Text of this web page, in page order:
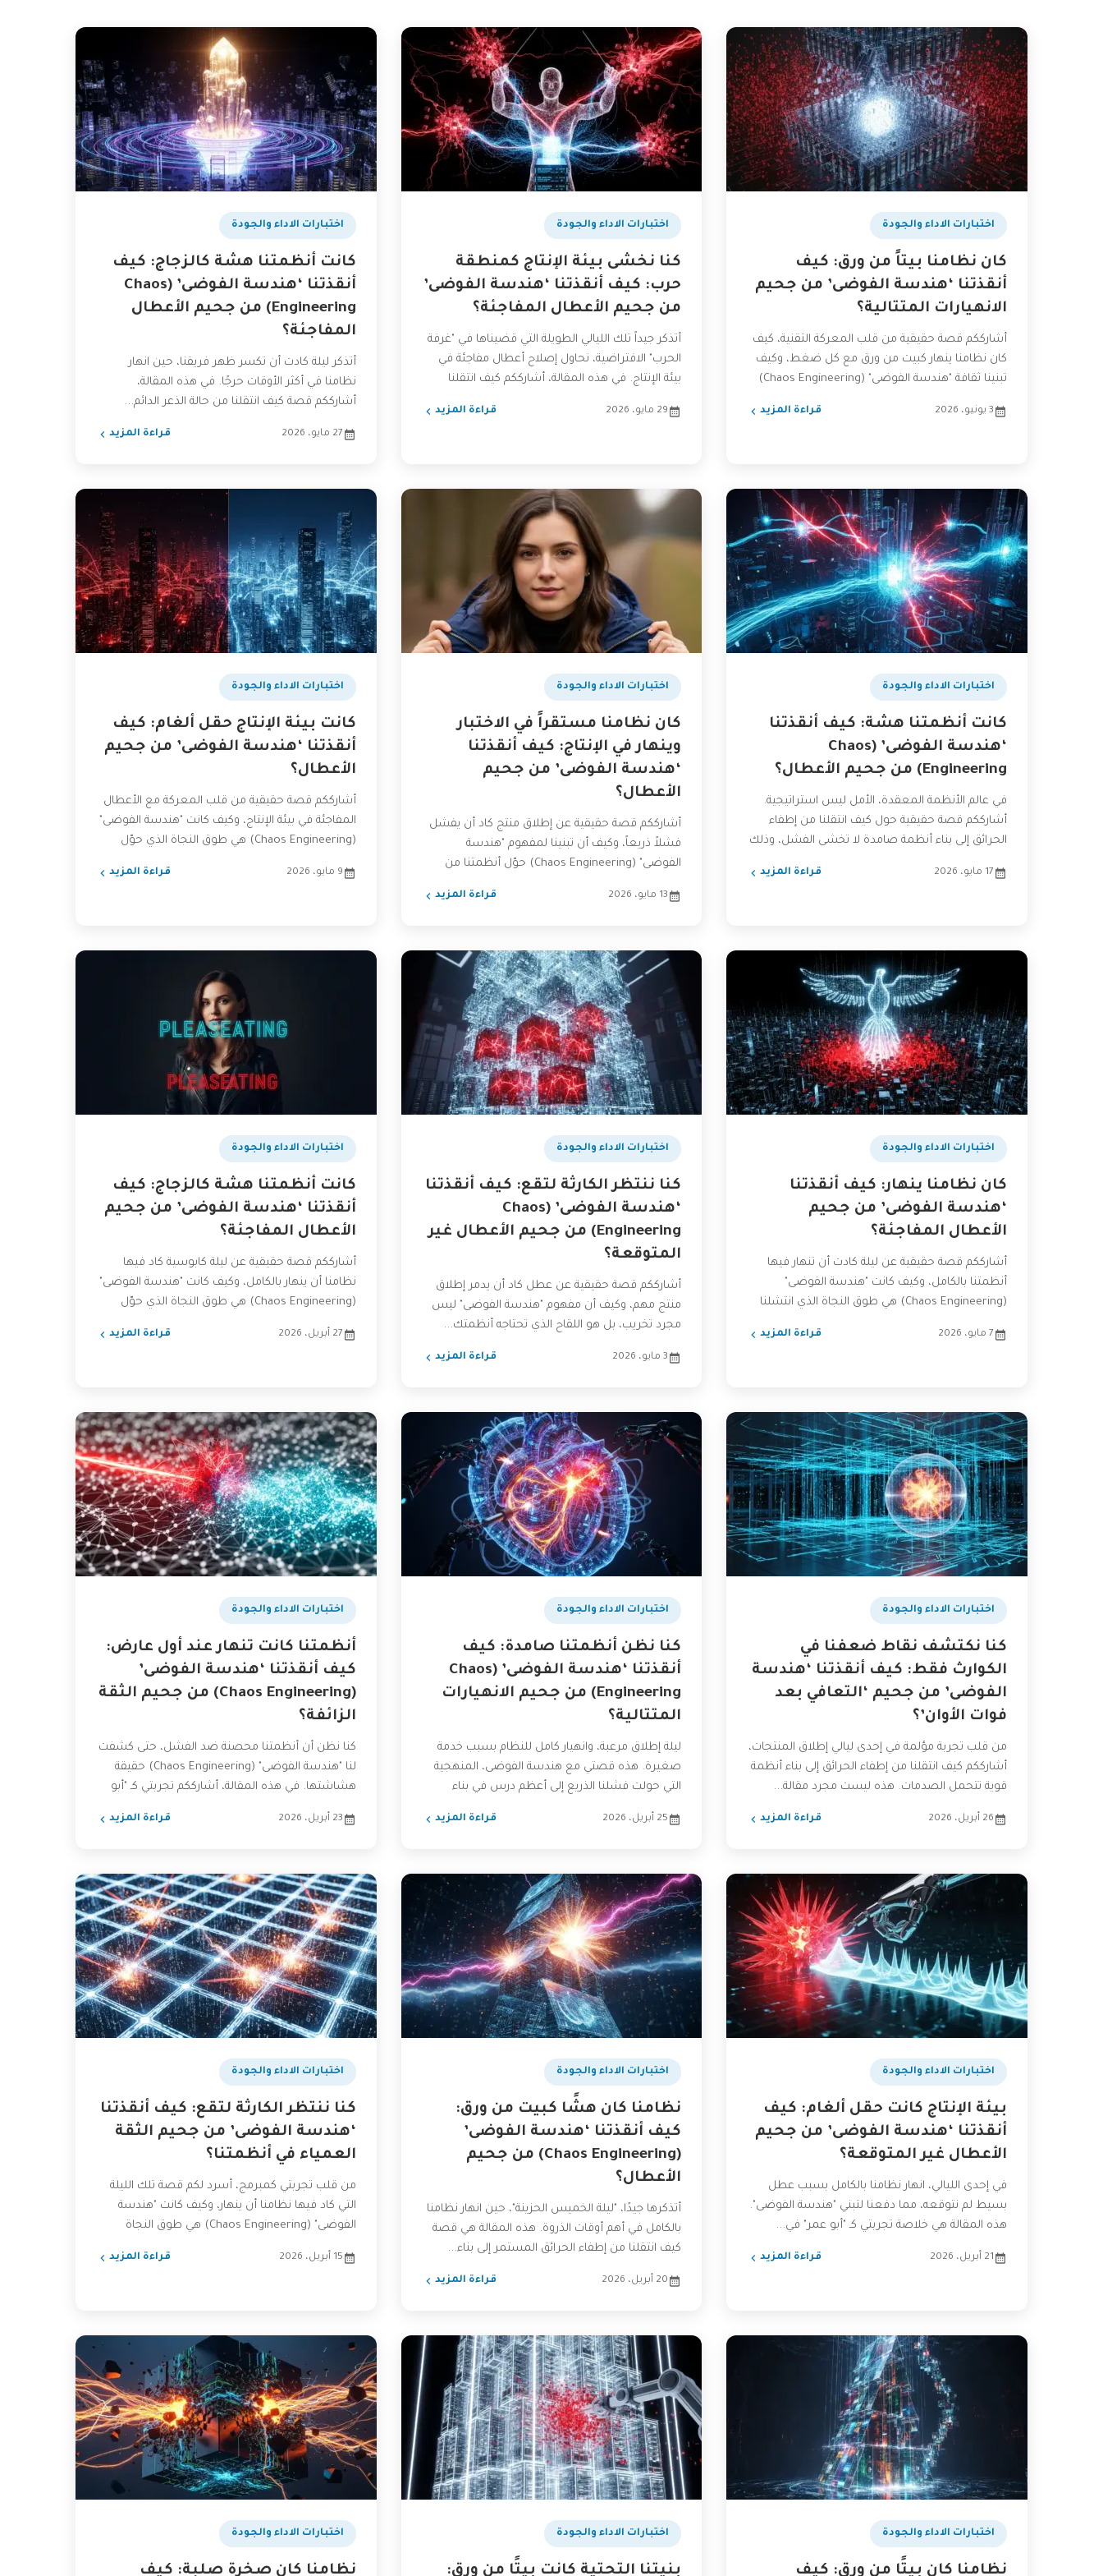
اختبارات الاداء والجودة
كان نظامنا بيتاً من ورق: كيف
أنقذتنا ‘هندسة الفوضى’ من جحيم
الانهيارات المتتالية؟
أشارككم قصة حقيقية من قلب المعركة التقنية، كيف
كان نظامنا ينهار كبيت من ورق مع كل ضغط، وكيف
تبنينا ثقافة "هندسة الفوضى" (Chaos Engineering)
3 يونيو، 2026 قراءة المزيد
اختبارات الاداء والجودة
كنا نخشى بيئة الإنتاج كمنطقة
حرب: كيف أنقذتنا ‘هندسة الفوضى’
من جحيم الأعطال المفاجئة؟
أتذكر جيداً تلك الليالي الطويلة التي قضيناها في "غرفة
الحرب" الافتراضية، نحاول إصلاح أعطال مفاجئة في
بيئة الإنتاج. في هذه المقالة، أشارككم كيف انتقلنا
29 مايو، 2026 قراءة المزيد
اختبارات الاداء والجودة
كانت أنظمتنا هشة كالزجاج: كيف
أنقذتنا ‘هندسة الفوضى’ (Chaos
Engineering) من جحيم الأعطال
المفاجئة؟
أتذكر ليلة كادت أن تكسر ظهر فريقنا، حين انهار
نظامنا في أكثر الأوقات حرجًا. في هذه المقالة،
أشارككم قصة كيف انتقلنا من حالة الذعر الدائم...
27 مايو، 2026 قراءة المزيد
اختبارات الاداء والجودة
كانت أنظمتنا هشة: كيف أنقذتنا
‘هندسة الفوضى’ (Chaos
Engineering) من جحيم الأعطال؟
في عالم الأنظمة المعقدة، الأمل ليس استراتيجية.
أشارككم قصة حقيقية حول كيف انتقلنا من إطفاء
الحرائق إلى بناء أنظمة صامدة لا تخشى الفشل، وذلك
17 مايو، 2026 قراءة المزيد
اختبارات الاداء والجودة
كان نظامنا مستقراً في الاختبار
وينهار في الإنتاج: كيف أنقذتنا
‘هندسة الفوضى’ من جحيم
الأعطال؟
أشارككم قصة حقيقية عن إطلاق منتج كاد أن يفشل
فشلاً ذريعاً، وكيف أن تبنينا لمفهوم "هندسة
الفوضى" (Chaos Engineering) حوّل أنظمتنا من
13 مايو، 2026 قراءة المزيد
اختبارات الاداء والجودة
كانت بيئة الإنتاج حقل ألغام: كيف
أنقذتنا ‘هندسة الفوضى’ من جحيم
الأعطال؟
أشارككم قصة حقيقية من قلب المعركة مع الأعطال
المفاجئة في بيئة الإنتاج، وكيف كانت "هندسة الفوضى"
(Chaos Engineering) هي طوق النجاة الذي حوّل
9 مايو، 2026 قراءة المزيد
اختبارات الاداء والجودة
كان نظامنا ينهار: كيف أنقذتنا
‘هندسة الفوضى’ من جحيم
الأعطال المفاجئة؟
أشارككم قصة حقيقية عن ليلة كادت أن تنهار فيها
أنظمتنا بالكامل، وكيف كانت "هندسة الفوضى"
(Chaos Engineering) هي طوق النجاة الذي انتشلنا
7 مايو، 2026 قراءة المزيد
اختبارات الاداء والجودة
كنا ننتظر الكارثة لتقع: كيف أنقذتنا
‘هندسة الفوضى’ (Chaos
Engineering) من جحيم الأعطال غير
المتوقعة؟
أشارككم قصة حقيقية عن عطل كاد أن يدمر إطلاق
منتج مهم، وكيف أن مفهوم "هندسة الفوضى" ليس
مجرد تخريب، بل هو اللقاح الذي تحتاجه أنظمتك...
3 مايو، 2026 قراءة المزيد
اختبارات الاداء والجودة
كانت أنظمتنا هشة كالزجاج: كيف
أنقذتنا ‘هندسة الفوضى’ من جحيم
الأعطال المفاجئة؟
أشارككم قصة حقيقية عن ليلة كابوسية كاد فيها
نظامنا أن ينهار بالكامل، وكيف كانت "هندسة الفوضى"
(Chaos Engineering) هي طوق النجاة الذي حوّل
27 أبريل، 2026 قراءة المزيد
اختبارات الاداء والجودة
كنا نكتشف نقاط ضعفنا في
الكوارث فقط: كيف أنقذتنا ‘هندسة
الفوضى’ من جحيم ‘التعافي بعد
فوات الأوان’؟
من قلب تجربة مؤلمة في إحدى ليالي إطلاق المنتجات،
أشارككم كيف انتقلنا من إطفاء الحرائق إلى بناء أنظمة
قوية تتحمل الصدمات. هذه ليست مجرد مقالة...
26 أبريل، 2026 قراءة المزيد
اختبارات الاداء والجودة
كنا نظن أنظمتنا صامدة: كيف
أنقذتنا ‘هندسة الفوضى’ (Chaos
Engineering) من جحيم الانهيارات
المتتالية؟
ليلة إطلاق مرعبة، وانهيار كامل للنظام بسبب خدمة
صغيرة. هذه قصتي مع هندسة الفوضى، المنهجية
التي حولت فشلنا الذريع إلى أعظم درس في بناء
25 أبريل، 2026 قراءة المزيد
اختبارات الاداء والجودة
أنظمتنا كانت تنهار عند أول عارض:
كيف أنقذتنا ‘هندسة الفوضى’
(Chaos Engineering) من جحيم الثقة
الزائفة؟
كنا نظن أن أنظمتنا محصنة ضد الفشل، حتى كشفت
لنا "هندسة الفوضى" (Chaos Engineering) حقيقة
هشاشتها. في هذه المقالة، أشارككم تجربتي كـ "أبو
23 أبريل، 2026 قراءة المزيد
اختبارات الاداء والجودة
بيئة الإنتاج كانت حقل ألغام: كيف
أنقذتنا ‘هندسة الفوضى’ من جحيم
الأعطال غير المتوقعة؟
في إحدى الليالي، انهار نظامنا بالكامل بسبب عطل
بسيط لم نتوقعه، مما دفعنا لتبني "هندسة الفوضى".
هذه المقالة هي خلاصة تجربتي كـ "أبو عمر" في...
21 أبريل، 2026 قراءة المزيد
اختبارات الاداء والجودة
نظامنا كان هشًا كبيت من ورق:
كيف أنقذتنا ‘هندسة الفوضى’
(Chaos Engineering) من جحيم
الأعطال؟
أتذكرها جيدًا، "ليلة الخميس الحزينة"، حين انهار نظامنا
بالكامل في أهم أوقات الذروة. هذه المقالة هي قصة
كيف انتقلنا من إطفاء الحرائق المستمر إلى بناء...
20 أبريل، 2026 قراءة المزيد
اختبارات الاداء والجودة
كنا ننتظر الكارثة لتقع: كيف أنقذتنا
‘هندسة الفوضى’ من جحيم الثقة
العمياء في أنظمتنا؟
من قلب تجربتي كمبرمج، أسرد لكم قصة تلك الليلة
التي كاد فيها نظامنا أن ينهار، وكيف كانت "هندسة
الفوضى" (Chaos Engineering) هي طوق النجاة
15 أبريل، 2026 قراءة المزيد
اختبارات الاداء والجودة
نظامنا كان بيتًا من ورق: كيف
اختبارات الاداء والجودة
بنيتنا التحتية كانت بيتًا من ورق:
اختبارات الاداء والجودة
نظامنا كان صخرة صلبة: كيف